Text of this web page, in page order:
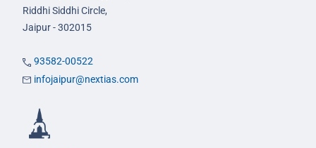
Riddhi Siddhi Circle,
Jaipur - 302015
93582-00522
infojaipur@nextias.com